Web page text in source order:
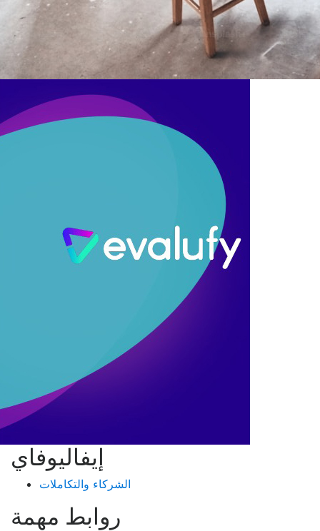
إيفاليوفاي
الشركاء والتكاملات
روابط مهمة